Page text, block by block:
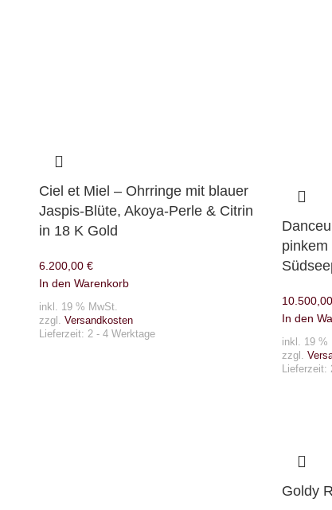
Ciel et Miel – Ohrringe mit blauer
Jaspis-Blüte, Akoya-Perle & Citrin
in 18 K Gold
6.200,00 €
In den Warenkorb
inkl. 19 % MwSt.
zzgl. Versandkosten
Lieferzeit: 2 - 4 Werktage
10.500,00
In den
inkl. 19 %
zzgl.
Lieferzeit:
Goldy